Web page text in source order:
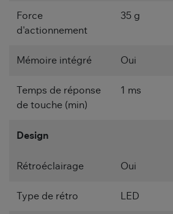
Force
d'actionnement
35 g
Mémoire intégré Oui
Temps de réponse
de touche (min)
1 ms
Design
Rétroéclairage Oui
Type de rétro LED